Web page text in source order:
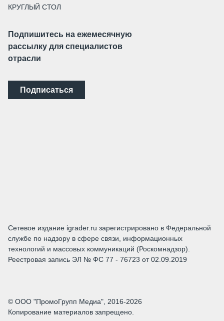
КРУГЛЫЙ СТОЛ
Подпишитесь на ежемесячную
рассылку для специалистов
отрасли
Подписаться
Сетевое издание igrader.ru зарегистрировано в Федеральной
службе по надзору в сфере связи, информационных
технологий и массовых коммуникаций (Роскомнадзор).
Реестровая запись ЭЛ № ФС 77 - 76723 от 02.09.2019
© ООО "ПромоГрупп Медиа", 2016-2026
Копирование материалов запрещено.